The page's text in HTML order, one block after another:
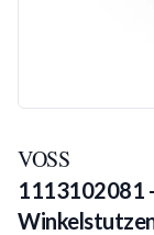
VOSS
1113102081